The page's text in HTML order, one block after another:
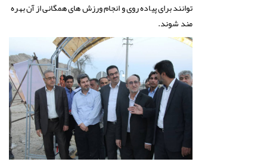
توانند برای پیاده روی و انجام ورزش های همگانی از آن بهره
مند شوند.